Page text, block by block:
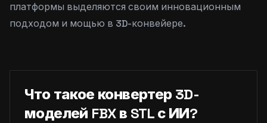
платформы выделяются своим инновационным
подходом и мощью в 3D-конвейере.
Что такое конвертер 3D-
моделей FBX в STL с ИИ?